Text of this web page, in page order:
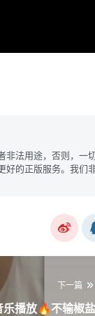
非法用途，否则，一
好的正版服务。我们
下一篇
乐播放🔥不输椒盐